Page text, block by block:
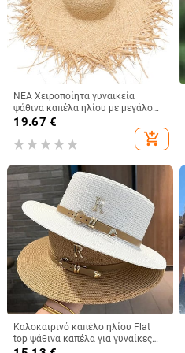
ΝΕΑ Χειροποίητα γυναικεία
ψάθινα καπέλα ηλίου με μεγάλο
φαρδύ γείσο Gilrs υψηλής
ποιότητας Natural Raffia Panama
Beach Ψάθινα σκουφάκια για τον
19.67 €
add_shopping_cart
Καλοκαιρινό καπέλο ηλίου Flat
top ψάθινα καπέλα για γυναίκες
Νέο μεταλλικό γράμμα R Μοδάτο